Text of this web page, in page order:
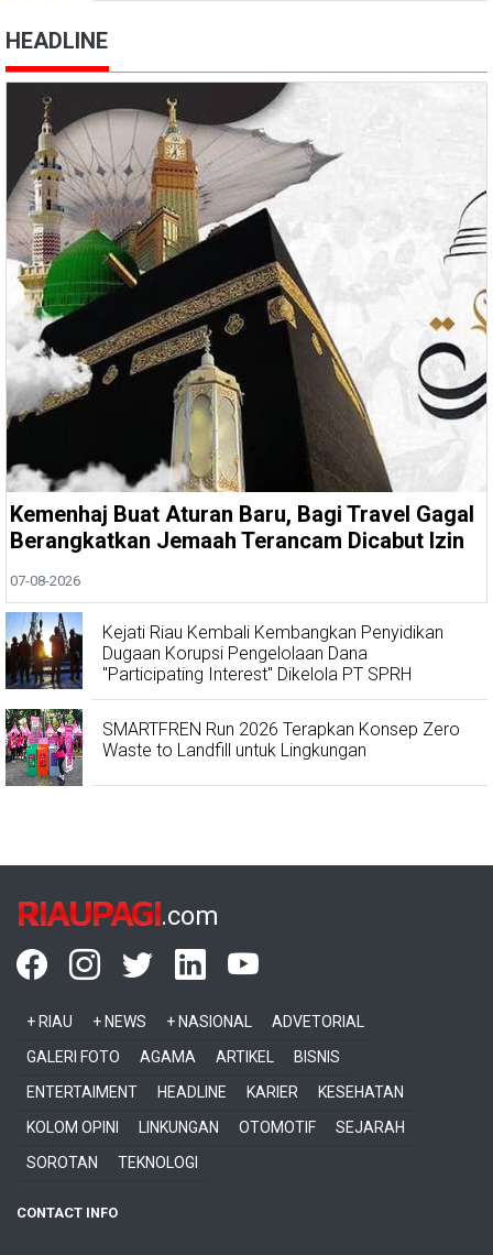
HEADLINE
Kemenhaj Buat Aturan Baru, Bagi Travel Gagal
Berangkatkan Jemaah Terancam Dicabut Izin
07-08-2026
Kejati Riau Kembali Kembangkan Penyidikan
Dugaan Korupsi Pengelolaan Dana
"Participating Interest" Dikelola PT SPRH
SMARTFREN Run 2026 Terapkan Konsep Zero
Waste to Landfill untuk Lingkungan
RIAUPAGI.com
+ RIAU + NEWS + NASIONAL
ADVETORIAL
GALERI FOTO
AGAMA ARTIKEL
BISNIS
ENTERTAIMENT
HEADLINE KARIER
KESEHATAN
KOLOM OPINI
LINKUNGAN OTOMOTIF
SEJARAH
SOROTAN
TEKNOLOGI
CONTACT INFO